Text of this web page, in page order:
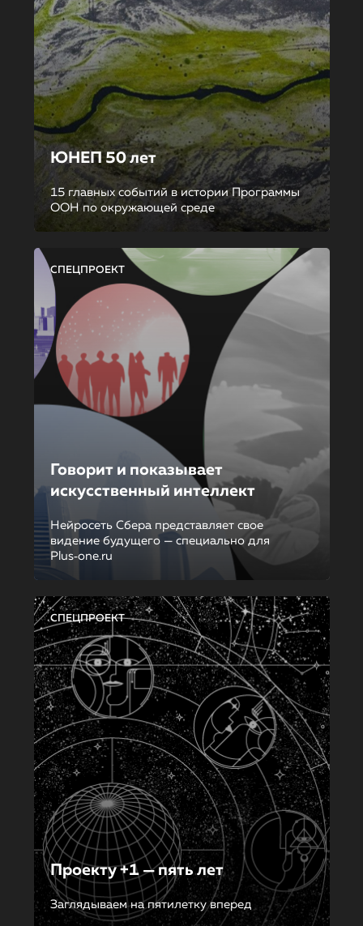
ЮНЕП 50 лет
15 главных событий в истории Программы
ООН по окружающей среде
СПЕЦПРОЕКТ
Говорит и показывает
искусственный интеллект
Нейросеть Сбера представляет свое
видение будущего — специально для
Plus‑one.ru
СПЕЦПРОЕКТ
Проекту +1 — пять лет
Заглядываем на пятилетку вперед